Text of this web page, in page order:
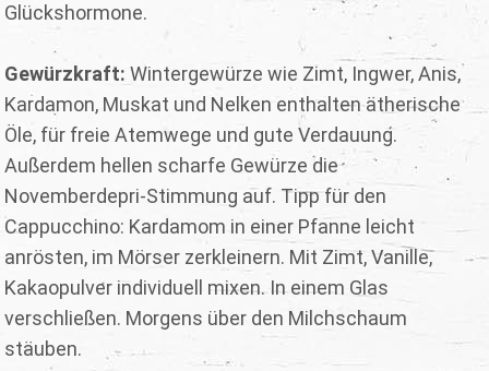
Glückshormone.
Gewürzkraft:Wintergewürze wie Zimt, Ingwer, Anis,
Kardamon, Muskat und Nelken enthalten ätherische
Öle, für freie Atemwege und gute Verdauung.
Außerdem hellen scharfe Gewürze die
Novemberdepri-Stimmung auf. Tipp für den
Cappucchino: Kardamom in einer Pfanne leicht
anrösten, im Mörser zerkleinern. Mit Zimt, Vanille,
Kakaopulver individuell mixen. In einem Glas
verschließen. Morgens über den Milchschaum
stäuben.